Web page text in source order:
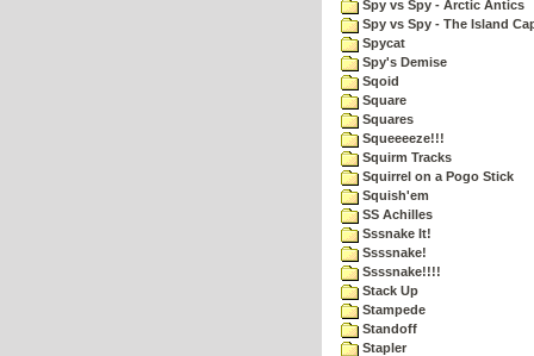
Spy vs Spy - Arctic Antics
Spy vs Spy - The Island
Spycat
Spy's Demise
Sqoid
Square
Squares
Squeeeeze!!!
Squirm Tracks
Squirrel on a Pogo Stick
Squish'em
SS Achilles
Sssnake It!
Ssssnake!
Ssssnake!!!!
Stack Up
Stampede
Standoff
Stapler